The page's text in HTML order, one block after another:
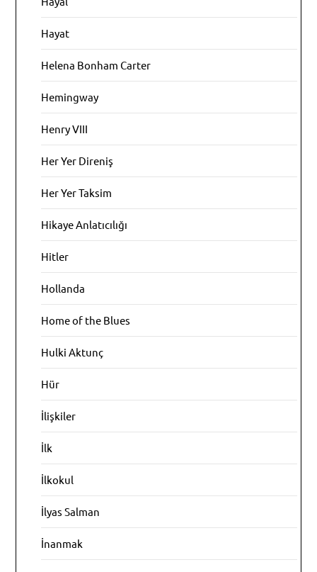
Hayat
Helena Bonham Carter
Hemingway
Henry VIII
Her Yer Direniş
Her Yer Taksim
Hikaye Anlatıcılığı
Hitler
Hollanda
Home of the Blues
Hulki Aktunç
Hür
İlişkiler
İlk
İlkokul
İlyas Salman
İnanmak